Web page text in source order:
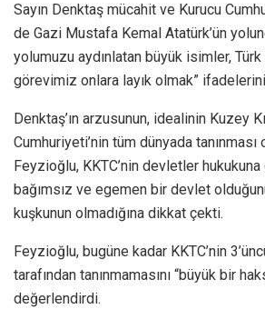
Sayın Denktaş mücahit ve Kurucu
de Gazi Mustafa Kemal Atatürk’ün
yolumuzu aydınlatan büyük isimler,
görevimiz onlara layık olmak” ifadelerini
Denktaş’ın arzusunun, idealinin Kuzey
Cumhuriyeti’nin tüm dünyada
Feyzioğlu, KKTC’nin devletler
bağımsız ve egemen bir devlet
kuşkunun olmadığına dikkat çekti.
Feyzioğlu, bugüne kadar KKTC’nin
tarafından tanınmamasını “büyük bir
değerlendirdi.